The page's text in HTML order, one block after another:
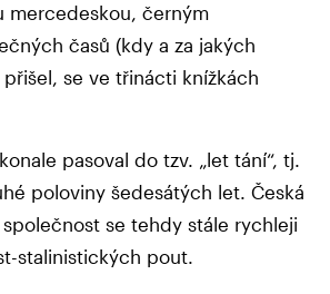
mercedeskou, černým
časů (kdy a za jakých
se ve třinácti knížkách
pasoval do tzv. „let tání“, tj.
poloviny šedesátých let. Česká
společnost se tehdy stále rychleji
stalinistických pout.